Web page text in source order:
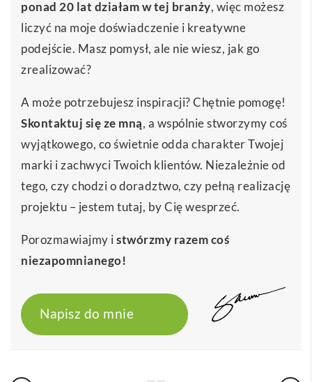
ponad 20 lat działam w tej branży, więc możesz
liczyć na moje doświadczenie i kreatywne
podejście. Masz pomysł, ale nie wiesz, jak go
zrealizować?
A może potrzebujesz inspiracji? Chętnie pomogę!
Skontaktuj się ze mną, a wspólnie stworzymy coś
wyjątkowego, co świetnie odda charakter Twojej
marki i zachwyci Twoich klientów. Niezależnie od
tego, czy chodzi o doradztwo, czy pełną realizację
projektu – jestem tutaj, by Cię wesprzeć.
Porozmawiajmy istwórzmy razem coś
niezapomnianego!
Napisz do mnie